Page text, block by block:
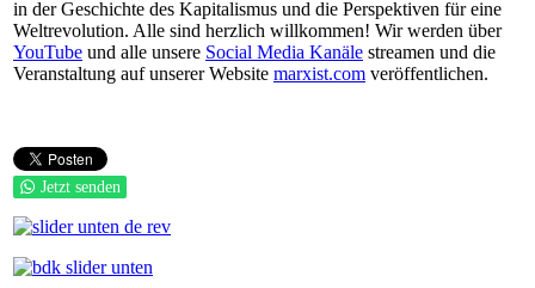
in der Geschichte des Kapitalismus und die Perspektiven für eine
Weltrevolution. Alle sind herzlich willkommen! Wir werden über
YouTube und alle unsere Social Media Kanäle streamen und die
Veranstaltung auf unserer Website marxist.com veröffentlichen.
Jetzt senden